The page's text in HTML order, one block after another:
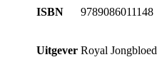
ISBN 9789086011148
Uitgever Royal Jongbloed